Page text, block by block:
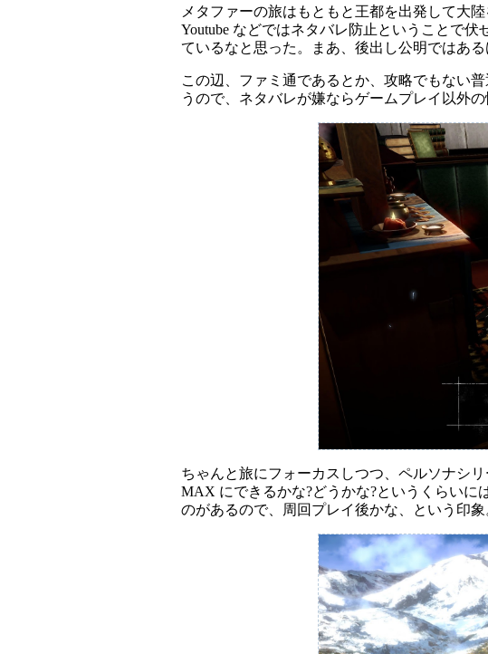
メタファーの旅はもともと王都を出発して大
Youtube などではネタバレ防止ということで
ているなと思った。まあ、後出し公明ではあ
この辺、ファミ通であるとか、攻略でもない
うので、ネタバレが嫌ならゲームプレイ以外
ちゃんと旅にフォーカスしつつ、ペルソナシ
MAX にできるかな?どうかな?というくらいに
のがあるので、周回プレイ後かな、という印象